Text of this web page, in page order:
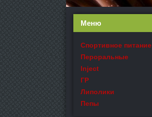
Меню
Спортивное питание
Пероральные
Inject
ГР
Липолики
Пепы